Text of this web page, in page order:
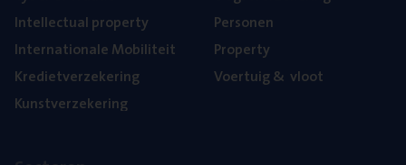
Intel­lec­tu­al property
Inter­na­ti­o­na­le Mobiliteit
Kre­diet­ver­ze­ke­ring
Kunst­ver­ze­ke­ring
Per­so­nen
Pro­per­ty
Voer­tuig& vloot